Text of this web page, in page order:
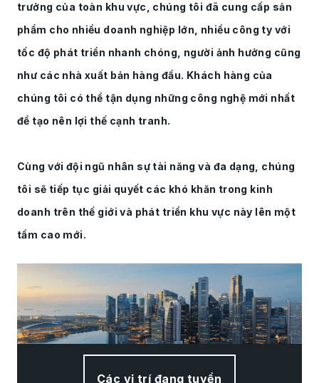
trưởng của toàn khu vực, chúng tôi đã cung cấp sản
phẩm cho nhiều doanh nghiệp lớn, nhiều công ty với
tốc độ phát triển nhanh chóng, người ảnh hưởng cũng
như các nhà xuất bản hàng đầu. Khách hàng của
chúng tôi có thể tận dụng những công nghệ mới nhất
để tạo nên lợi thế cạnh tranh.
Cùng với đội ngũ nhân sự tài năng và đa dạng, chúng
tôi sẽ tiếp tục giải quyết các khó khăn trong kinh
doanh trên thế giới và phát triển khu vực này lên một
tầm cao mới.
Các vị trí đang tuyển